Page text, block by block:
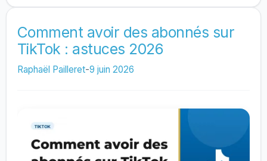
abonnés
LinkedIn
gratuitement
:
complet
Comment avoir des abonnés sur
TikTok : astuces 2026
Raphaël Pailleret-9 juin 2026